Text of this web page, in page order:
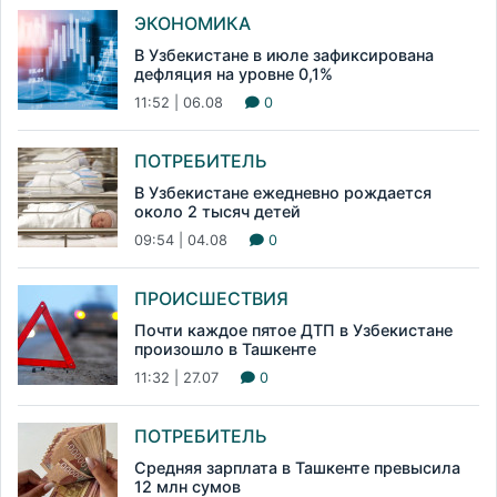
ЭКОНОМИКА
В Узбекистане в июле зафиксирована
дефляция на уровне 0,1%
11:52 | 06.08 0
ПОТРЕБИТЕЛЬ
В Узбекистане ежедневно рождается
около 2 тысяч детей
09:54 | 04.08 0
ПРОИСШЕСТВИЯ
Почти каждое пятое ДТП в Узбекистане
произошло в Ташкенте
11:32 | 27.07 0
ПОТРЕБИТЕЛЬ
Средняя зарплата в Ташкенте превысила
12 млн сумов